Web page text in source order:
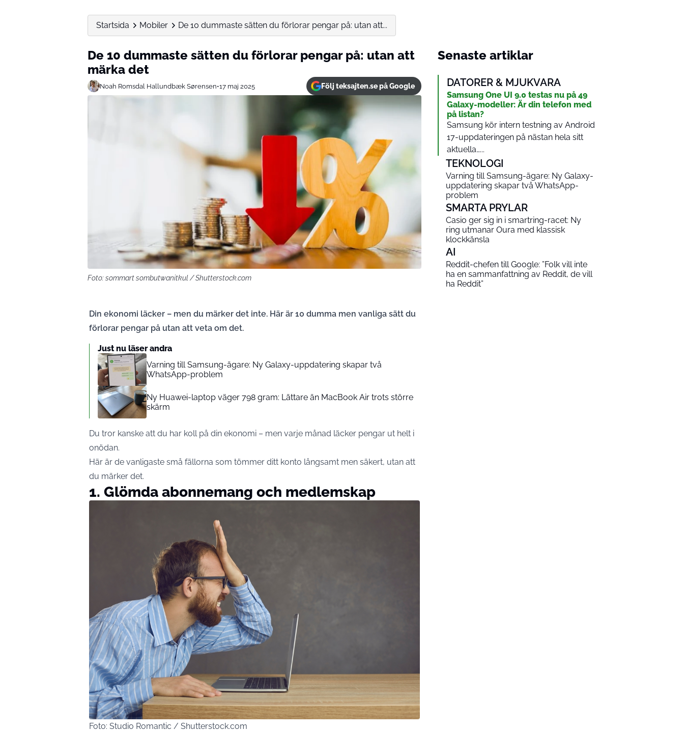
Startsida Mobiler De 10 dummaste sätten du förlorar pengar på: utan att...
De 10 dummaste sätten du förlorar pengar på: utan att
märka det
Noah Romsdal Hallundbæk Sørensen•17 maj 2025 Följ teksajten.se på Google
Foto: sommart sombutwanitkul / Shutterstock.com
Din ekonomi läcker – men du märker det inte. Här är 10 dumma men vanliga sätt du
förlorar pengar på utan att veta om det.
Just nu läser andra
Varning till Samsung-ägare: Ny Galaxy-uppdatering skapar två
WhatsApp-problem
Ny Huawei-laptop väger 798 gram: Lättare än MacBook Air trots större
skärm
Du tror kanske att du har koll på din ekonomi – men varje månad läcker pengar ut helt i
onödan.
Här är de vanligaste små fällorna som tömmer ditt konto långsamt men säkert, utan att
du märker det.
1. Glömda abonnemang och medlemskap
Foto: Studio Romantic / Shutterstock.com
Senaste artiklar
DATORER & MJUKVARA
Samsung One UI 9.0 testas nu på 49
Galaxy-modeller: Är din telefon med
på listan?
Samsung kör intern testning av Android
17-uppdateringen på nästan hela sitt
aktuella…...
TEKNOLOGI
Varning till Samsung-ägare: Ny Galaxy-
uppdatering skapar två WhatsApp-
problem
SMARTA PRYLAR
Casio ger sig in i smartring-racet: Ny
ring utmanar Oura med klassisk
klockkänsla
AI
Reddit-chefen till Google: ”Folk vill inte
ha en sammanfattning av Reddit, de vill
ha Reddit”